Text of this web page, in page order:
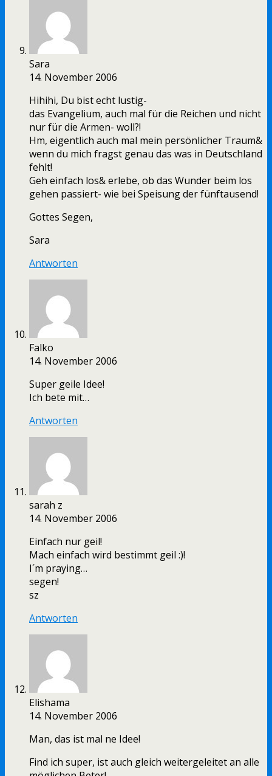
Sara
14. November 2006
Hihihi, Du bist echt lustig-
das Evangelium, auch mal für die Reichen und nicht
nur für die Armen- woll?!
Hm, eigentlich auch mal mein persönlicher Traum&
wenn du mich fragst genau das was in Deutschland
fehlt!
Geh einfach los& erlebe, ob das Wunder beim los
gehen passiert- wie bei Speisung der fünftausend!
Gottes Segen,
Sara
Antworten
Falko
14. November 2006
Super geile Idee!
Ich bete mit…
Antworten
sarah z
14. November 2006
Einfach nur geil!
Mach einfach wird bestimmt geil :)!
I´m praying…
segen!
sz
Antworten
Elishama
14. November 2006
Man, das ist mal ne Idee!
Find ich super, ist auch gleich weitergeleitet an alle